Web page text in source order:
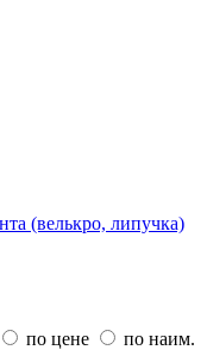
(велькро, липучка)
по цене
по наим.